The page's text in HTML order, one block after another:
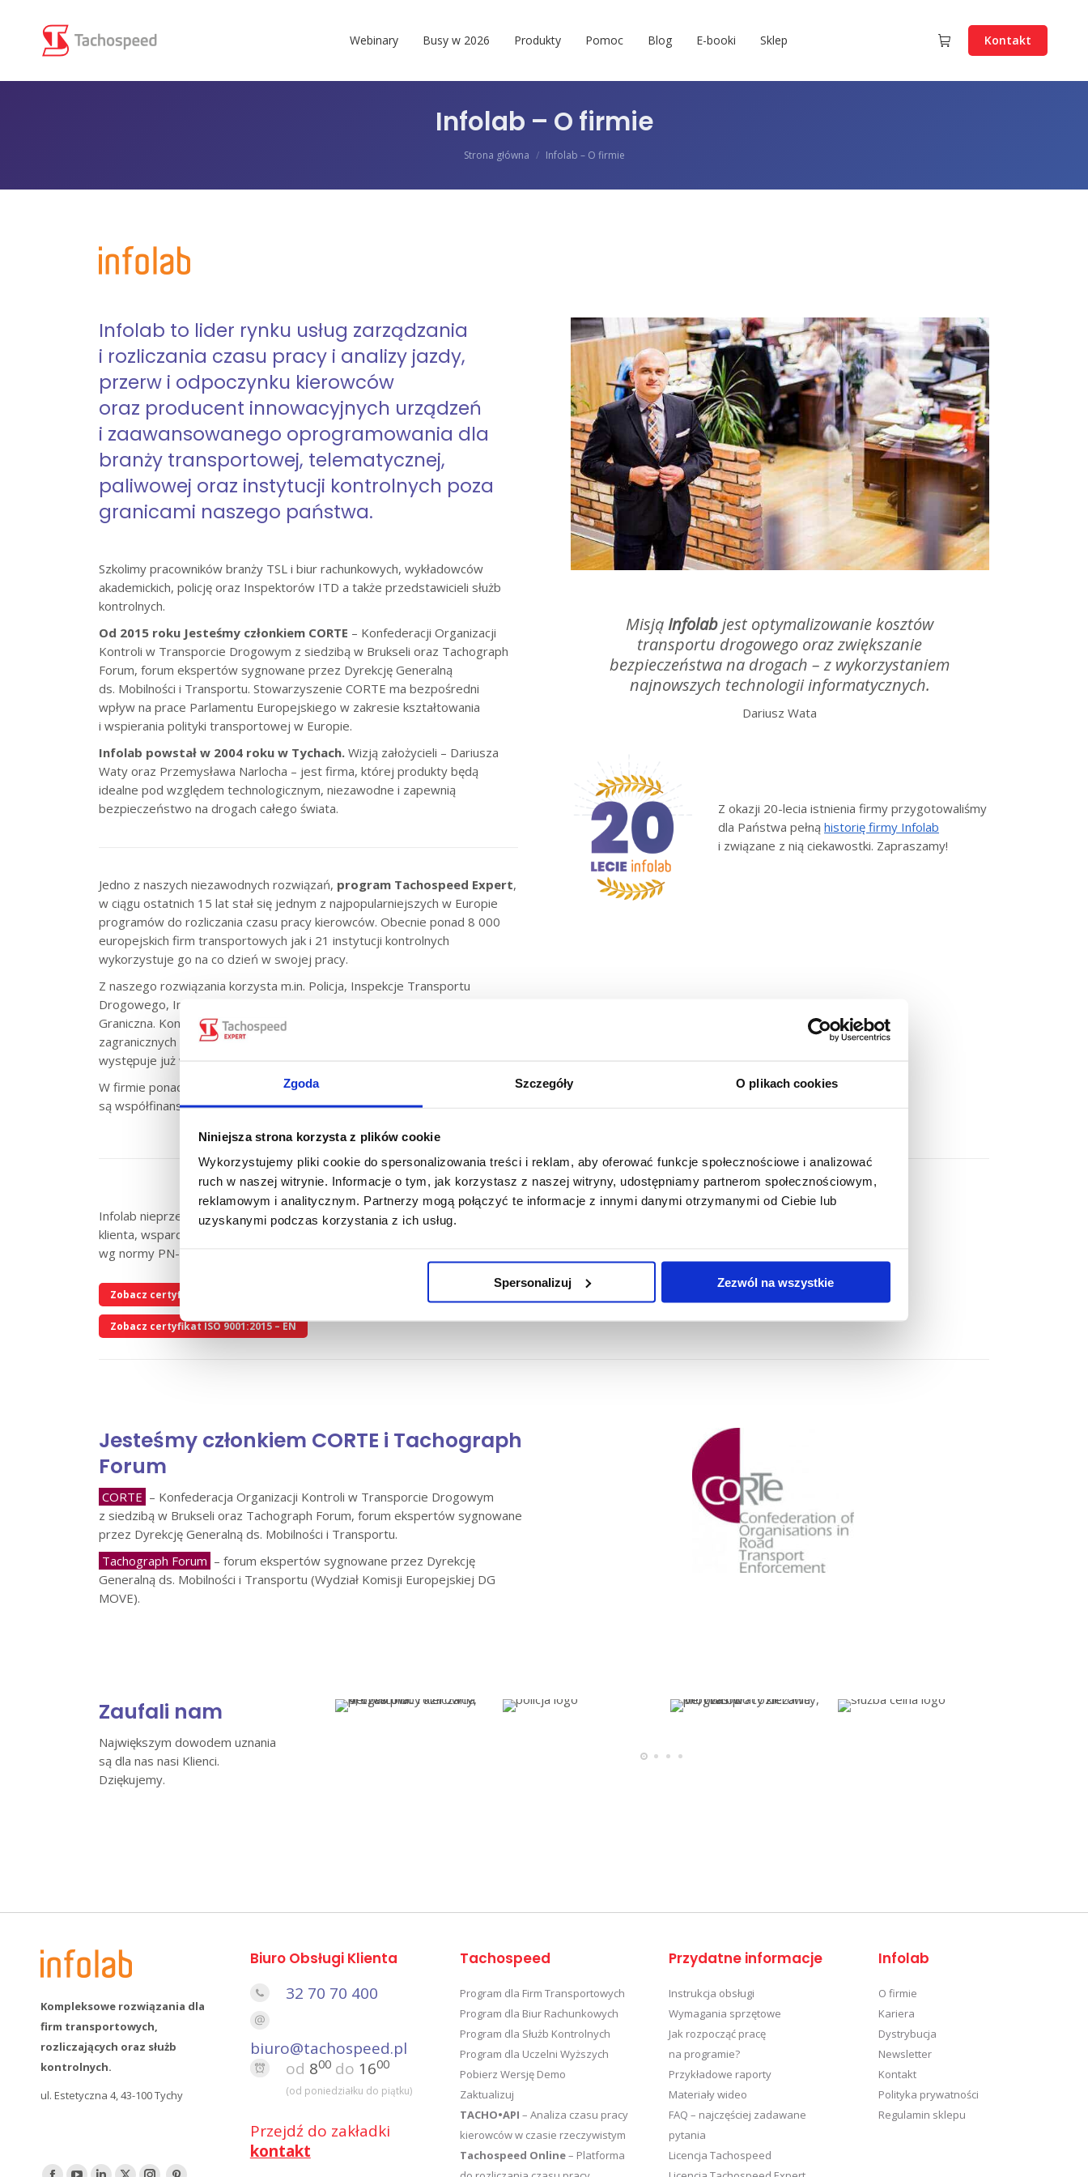
Zgoda Szczegóły O plikach cookies
Niniejsza strona korzysta z plików cookie
Wykorzystujemy pliki cookie do spersonalizowania treści i reklam, aby oferować funkcje społecznościowe i analizować
ruch w naszej witrynie. Informacje o tym, jak korzystasz z naszej witryny, udostępniamy partnerom społecznościowym,
reklamowym i analitycznym. Partnerzy mogą połączyć te informacje z innymi danymi otrzymanymi od Ciebie lub
uzyskanymi podczas korzystania z ich usług.
Spersonalizuj Zezwól na wszystkie
Webinary Busy w 2026 Produkty Pomoc Blog E-booki Sklep Kontakt
Infolab – O firmie
Jesteś tutaj:
Strona główna Infolab – O firmie
Infolab to lider rynku usług zarządzania
i rozliczania czasu pracy i analizy jazdy,
przerw i odpoczynku kierowców
oraz producent innowacyjnych urządzeń
i zaawansowanego oprogramowania dla
branży transportowej, telematycznej,
paliwowej oraz instytucji kontrolnych poza
granicami naszego państwa.
Szkolimy pracowników branży TSL i biur rachunkowych, wykładowców
akademickich, policję oraz Inspektorów ITD a także przedstawicieli służb
kontrolnych.
Od 2015 roku Jesteśmy członkiem CORTE – Konfederacji Organizacji
Kontroli w Transporcie Drogowym z siedzibą w Brukseli oraz Tachograph
Forum, forum ekspertów sygnowane przez Dyrekcję Generalną
ds. Mobilności i Transportu. Stowarzyszenie CORTE ma bezpośredni
wpływ na prace Parlamentu Europejskiego w zakresie kształtowania
i wspierania polityki transportowej w Europie.
Infolab powstał w 2004 roku w Tychach. Wizją założycieli – Dariusza
Waty oraz Przemysława Narlocha – jest firma, której produkty będą
idealne pod względem technologicznym, niezawodne i zapewnią
bezpieczeństwo na drogach całego świata.
Jedno z naszych niezawodnych rozwiązań, program Tachospeed Expert,
w ciągu ostatnich 15 lat stał się jednym z najpopularniejszych w Europie
programów do rozliczania czasu pracy kierowców. Obecnie ponad 8 000
europejskich firm transportowych jak i 21 instytucji kontrolnych
wykorzystuje go na co dzień w swojej pracy.
Z naszego rozwiązania korzysta m.in. Policja, Inspekcje Transportu
Drogowego, Inspekcje Pracy, Izby Administracji Skarbowej czy Straż
Graniczna. Konsekwentne działania i dynamiczny rozwój marki na rynkach
zagranicznych sprawiły, że na chwilę obecną program Tachospeed Expert
występuje już w 29 wersjach językowych.
W firmie ponadto organizowane są Staże Uczniowskie, które
są współfinansowane ze środków Unii Europejskiej.
MisjąInfolabjest optymalizowanie kosztów
transportu drogowego oraz zwiększanie
bezpieczeństwa na drogach – z wykorzystaniem
najnowszych technologii informatycznych.
Dariusz Wata
Z okazji 20-lecia istnienia firmy przygotowaliśmy
dla Państwa pełną historię firmy Infolab
i związane z nią ciekawostki. Zapraszamy!
Infolab nieprzerwanie utrzymuje i podnosi standardy swoich działań zwłaszcza w zakresie obsługi
klienta, wsparcia technicznego oraz innowacyjnych usług. Dowodem tego jest posiadany Certyfikat ISO
wg normy PN-EN ISO 9001:2015 dla Systemu Zarządzania Jakością.
Zobacz certyfikat ISO 9001:2015 – PL
Zobacz certyfikat ISO 9001:2015 – EN
Jesteśmy członkiem CORTE i Tachograph
Forum
CORTE – Konfederacja Organizacji Kontroli w Transporcie Drogowym
z siedzibą w Brukseli oraz Tachograph Forum, forum ekspertów sygnowane
przez Dyrekcję Generalną ds. Mobilności i Transportu.
Tachograph Forum – forum ekspertów sygnowane przez Dyrekcję
Generalną ds. Mobilności i Transportu (Wydział Komisji Europejskiej DG
MOVE).
Zaufali nam
Największym dowodem uznania
są dla nas nasi Klienci.
Dziękujemy.
Kompleksowe rozwiązania dla
firm transportowych,
rozliczających oraz służb
kontrolnych.
ul. Estetyczna 4, 43-100 Tychy
Find us on:
Biuro Obsługi Klienta
32 70 70 400
biuro@tachospeed.pl
od 800 do 1600
(od poniedziałku do piątku)
Przejdź do zakładki
kontakt
Tachospeed
Program dla Firm Transportowych
Program dla Biur Rachunkowych
Program dla Służb Kontrolnych
Program dla Uczelni Wyższych
Pobierz Wersję Demo
Zaktualizuj
TACHO•API – Analiza czasu pracy
kierowców w czasie rzeczywistym
Tachospeed Online– Platforma
Przydatne informacje
Instrukcja obsługi
Wymagania sprzętowe
Jak rozpocząć pracę
na programie?
Przykładowe raporty
Materiały wideo
FAQ – najczęściej zadawane
pytania
Licencja Tachospeed
Infolab
O firmie
Kariera
Dystrybucja
Newsletter
Kontakt
Polityka prywatności
Regulamin sklepu